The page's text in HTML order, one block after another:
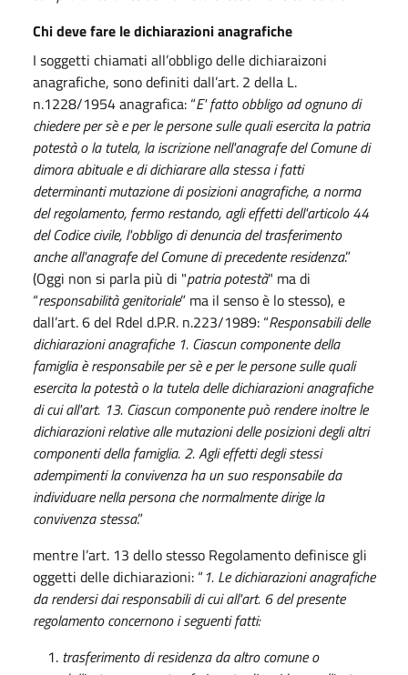
Chi deve fare le dichiarazioni anagrafiche
I soggetti chiamati all’obbligo delle dichiaraizoni
anagrafiche, sono definiti dall’art. 2 della L.
n.1228/1954 anagrafica: “E' fatto obbligo ad ognuno di
chiedere per sè e per le persone sulle quali esercita la patria
potestà o la tutela, la iscrizione nell'anagrafe del Comune di
dimora abituale e di dichiarare alla stessa i fatti
determinanti mutazione di posizioni anagrafiche, a norma
del regolamento, fermo restando, agli effetti dell'articolo 44
del Codice civile, l'obbligo di denuncia del trasferimento
anche all'anagrafe del Comune di precedente residenza.”
(Oggi non si parla più di "patria potestà" ma di
“responsabilità genitoriale” ma il senso è lo stesso), e
dall’art. 6 del Rdel d.P.R. n.223/1989: “Responsabili delle
dichiarazioni anagrafiche 1. Ciascun componente della
famiglia è responsabile per sè e per le persone sulle quali
esercita la potestà o la tutela delle dichiarazioni anagrafiche
di cui all'art. 13. Ciascun componente può rendere inoltre le
dichiarazioni relative alle mutazioni delle posizioni degli altri
componenti della famiglia. 2. Agli effetti degli stessi
adempimenti la convivenza ha un suo responsabile da
individuare nella persona che normalmente dirige la
convivenza stessa.”
mentre l’art. 13 dello stesso Regolamento definisce gli
oggetti delle dichiarazioni: “1. Le dichiarazioni anagrafiche
da rendersi dai responsabili di cui all'art. 6 del presente
regolamento concernono i seguenti fatti:
trasferimento di residenza da altro comune o